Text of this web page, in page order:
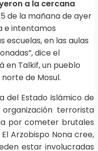
a la cercana
de la mañana de ayer
e intentamos
en las aulas
dice el
en Talkif, un pueblo
de Mosul.
del Estado Islámico de
terrorista
por cometer brutales
Arzobispo Nona cree,
estar involucradas